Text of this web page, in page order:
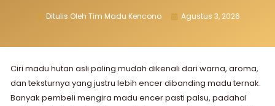
Ditulis Oleh Tim Madu Kencono Agustus 3, 2026
Ciri madu hutan asli paling mudah dikenali dari warna, aroma,
dan teksturnya yang justru lebih encer dibanding madu ternak.
Banyak pembeli mengira madu encer pasti palsu, padahal